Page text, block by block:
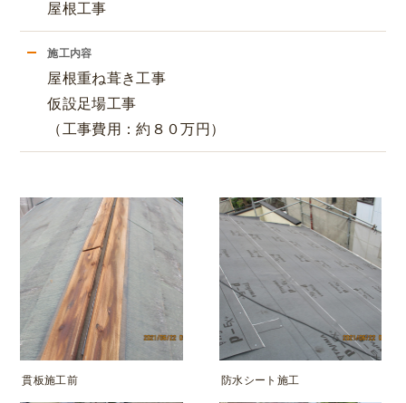
屋根工事
施工内容
屋根重ね葺き工事
仮設足場工事
（工事費用：約８０万円）
貫板施工前 防水シート施工